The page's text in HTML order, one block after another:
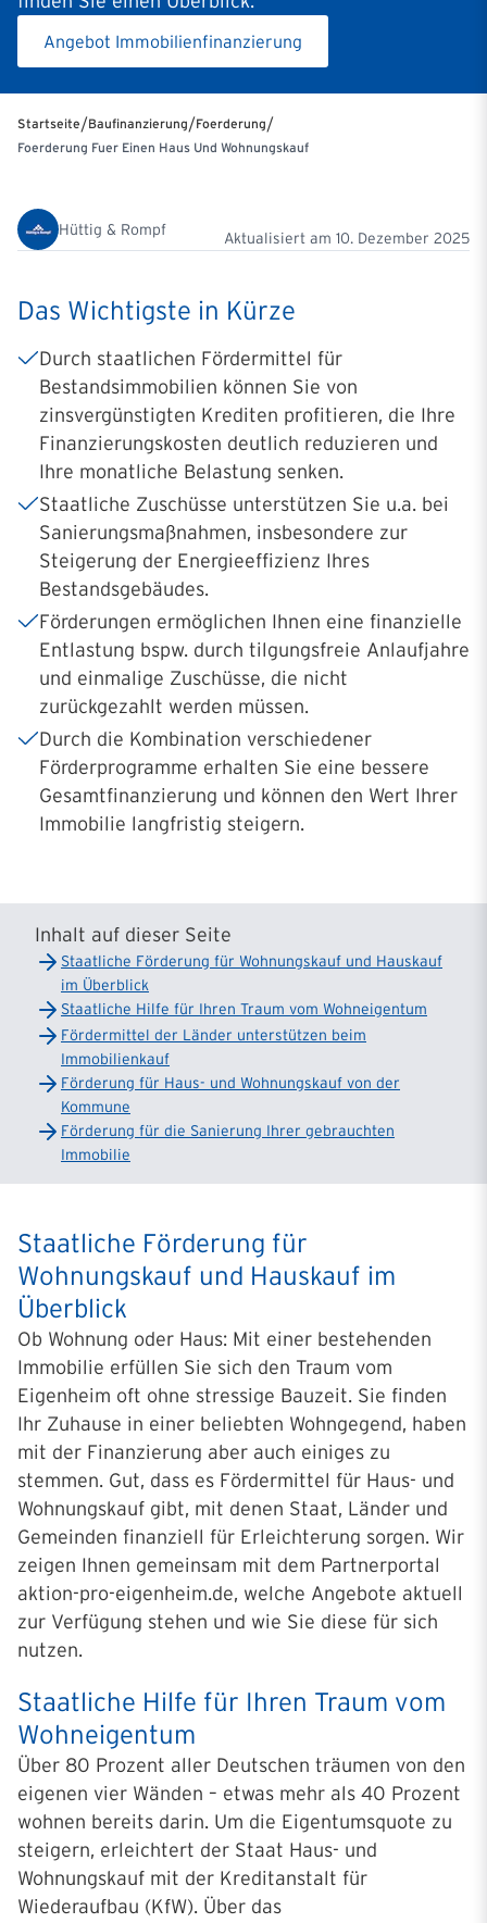
Angebot Immobilienfinanzierung
Startseite/Baufinanzierung/Foerderung/
Foerderung Fuer Einen Haus Und Wohnungskauf
Hüttig & Rompf Aktualisiert am 10. Dezember 2025
Das Wichtigste in Kürze
Durch staatlichen Fördermittel für
Bestandsimmobilien können Sie von
zinsvergünstigten Krediten profitieren, die Ihre
Finanzierungskosten deutlich reduzieren und
Ihre monatliche Belastung senken.
Staatliche Zuschüsse unterstützen Sie u.a. bei
Sanierungsmaßnahmen, insbesondere zur
Steigerung der Energieeffizienz Ihres
Bestandsgebäudes.
Förderungen ermöglichen Ihnen eine finanzielle
Entlastung bspw. durch tilgungsfreie Anlaufjahre
und einmalige Zuschüsse, die nicht
zurückgezahlt werden müssen.
Durch die Kombination verschiedener
Förderprogramme erhalten Sie eine bessere
Gesamtfinanzierung und können den Wert Ihrer
Immobilie langfristig steigern.
Inhalt auf dieser Seite
Staatliche Förderung für Wohnungskauf und Hauskauf
im Überblick
Staatliche Hilfe für Ihren Traum vom Wohneigentum
Fördermittel der Länder unterstützen beim
Immobilienkauf
Förderung für Haus- und Wohnungskauf von der
Kommune
Förderung für die Sanierung Ihrer gebrauchten
Immobilie
Staatliche Förderung für
Wohnungskauf und Hauskauf im
Überblick
Ob Wohnung oder Haus: Mit einer bestehenden
Immobilie erfüllen Sie sich den Traum vom
Eigenheim oft ohne stressige Bauzeit. Sie finden
Ihr Zuhause in einer beliebten Wohngegend, haben
mit der Finanzierung aber auch einiges zu
stemmen. Gut, dass es Fördermittel für Haus- und
Wohnungskauf gibt, mit denen Staat, Länder und
Gemeinden finanziell für Erleichterung sorgen. Wir
zeigen Ihnen gemeinsam mit dem Partnerportal
aktion-pro-eigenheim.de, welche Angebote aktuell
zur Verfügung stehen und wie Sie diese für sich
nutzen.
Staatliche Hilfe für Ihren Traum vom
Wohneigentum
Über 80 Prozent aller Deutschen träumen von den
eigenen vier Wänden – etwas mehr als 40 Prozent
wohnen bereits darin. Um die Eigentumsquote zu
steigern, erleichtert der Staat Haus- und
Wohnungskauf mit der Kreditanstalt für
Wiederaufbau (KfW). Über das